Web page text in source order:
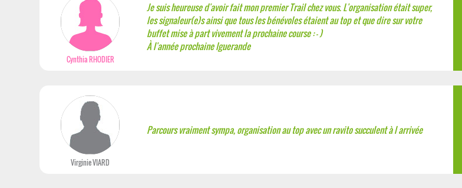
Cynthia RHODIER
Je suis heureuse d'avoir fait mon premier Trail chez vous. L'organisation était super,
les signaleur(e)s ainsi que tous les bénévoles étaient au top et que dire sur votre
buffet mise à part vivement la prochaine course : - )
À l'année prochaine Iguerande
Virginie VIARD
Parcours vraiment sympa, organisation au top avec un ravito succulent à l arrivée